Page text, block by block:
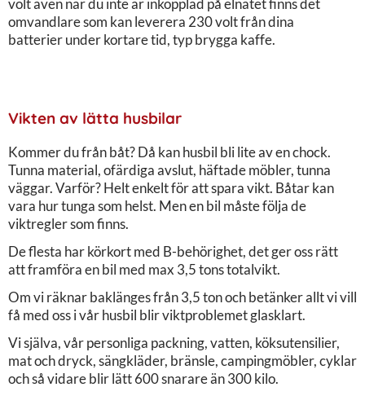
omvandlare som kan leverera 230 volt från dina
batterier under kortare tid, typ brygga kaffe.
Vikten av lätta husbilar
Kommer du från båt? Då kan husbil bli lite av en chock.
Tunna material, ofärdiga avslut, häftade möbler, tunna
väggar. Varför? Helt enkelt för att spara vikt. Båtar kan
vara hur tunga som helst. Men en bil måste följa de
viktregler som finns.
De flesta har körkort med B-behörighet, det ger oss rätt
att framföra en bil med max 3,5 tons totalvikt.
Om vi räknar baklänges från 3,5 ton och betänker allt vi vill
få med oss i vår husbil blir viktproblemet glasklart.
Vi själva, vår personliga packning, vatten, köksutensilier,
mat och dryck, sängkläder, bränsle, campingmöbler, cyklar
och så vidare blir lätt 600 snarare än 300 kilo.